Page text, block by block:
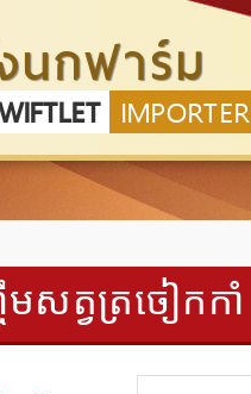
นกฟาร์ม
IMPORTER
សត្វត្រចៀកកាំ